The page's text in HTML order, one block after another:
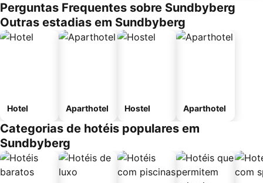
Perguntas Frequentes sobre Sundbyberg
Outras estadias em Sundbyberg
Hotel Aparthotel Hostel Aparthotel
Categorias de hotéis populares em
Sundbyberg